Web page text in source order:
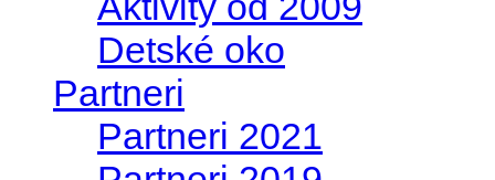
Detské oko
Partneri
Partneri 2021